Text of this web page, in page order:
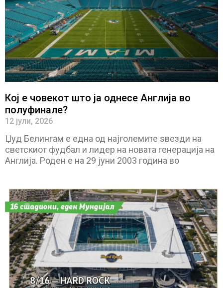
Кој е човекот што ја однесе Англија во
полуфинале?
12 јули, 2026
Џуд Белингам е една од најголемите ѕвезди на
светскиот фудбал и лидер на новата генерација на
Англија. Роден е на 29 јуни 2003 година во